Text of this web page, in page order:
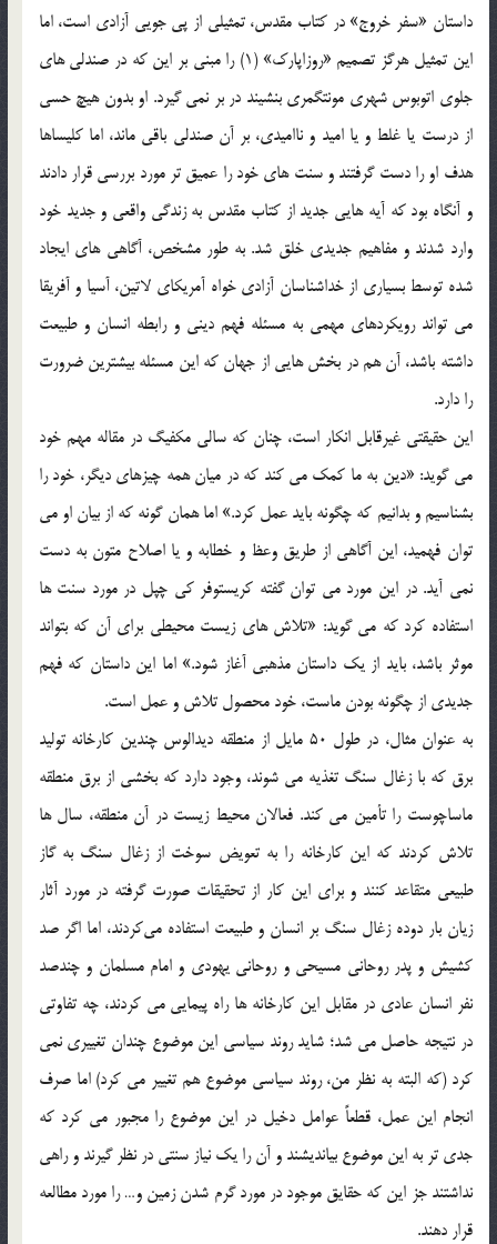
داستان «سفر خروج» در كتاب مقدس، تمثيلي از پي جويي آزادي است، اما
اين تمثيل هرگز تصميم «روزاپارك» (1) را مبني بر اين كه در صندلي هاي
جلوي اتوبوس شهري مونتگمري بنشيند در بر نمي گيرد. او بدون هيچ حسي
از درست يا غلط و يا اميد و نااميدي، بر آن صندلي باقي ماند، اما كليساها
هدف او را دست گرفتند و سنت هاي خود را عميق تر مورد بررسي قرار دادند
و آنگاه بود كه آيه هايي جديد از كتاب مقدس به زندگي واقعي و جديد خود
وارد شدند و مفاهيم جديدي خلق شد. به طور مشخص، آگاهي هاي ايجاد
شده توسط بسياري از خداشناسان آزادي خواه آمريكاي لاتين، آسيا و آفريقا
مي تواند رويكردهاي مهمي به مسئله فهم ديني و رابطه انسان و طبيعت
داشته باشد، آن هم در بخش هايي از جهان كه اين مسئله بيشترين ضرورت
را دارد.
اين حقيقتي غيرقابل انكار است، چنان كه سالي مكفيگ در مقاله مهم خود
مي گويد: «دين به ما كمك مي كند كه در ميان همه چيزهاي ديگر، خود را
بشناسيم و بدانيم كه چگونه بايد عمل كرد.» اما همان گونه كه از بيان او مي
توان فهميد، اين آگاهي از طريق وعظ و خطابه و يا اصلاح متون به دست
نمي آيد. در اين مورد مي توان گفته كريستوفر كي چپل در مورد سنت ها
استفاده كرد كه مي گويد: «تلاش هاي زيست محيطي براي آن كه بتواند
موثر باشد، بايد از يك داستان مذهبي آغاز شود.» اما اين داستان كه فهم
جديدي از چگونه بودن ماست، خود محصول تلاش و عمل است.
به عنوان مثال، در طول 50 مايل از منطقه ديدالوس چندين كارخانه توليد
برق كه با زغال سنگ تغذيه مي شوند، وجود دارد كه بخشي از برق منطقه
ماساچوست را تأمين مي كند. فعالان محيط زيست در آن منطقه، سال ها
تلاش كردند كه اين كارخانه را به تعويض سوخت از زغال سنگ به گاز
طبيعي متقاعد كنند و براي اين كار از تحقيقات صورت گرفته در مورد آثار
زيان بار دوده زغال سنگ بر انسان و طبيعت استفاده مي‌كردند، اما اگر صد
كشيش و پدر روحاني مسيحي و روحاني يهودي و امام مسلمان و چندصد
نفر انسان عادي در مقابل اين كارخانه ها راه پيمايي مي كردند، چه تفاوتي
در نتيجه حاصل مي شد؛ شايد روند سياسي اين موضوع چندان تغييري نمي
كرد (كه البته به نظر من، روند سياسي موضوع هم تغيير مي كرد) اما صرف
انجام اين عمل، قطعاً عوامل دخيل در اين موضوع را مجبور مي كرد كه
جدي تر به اين موضوع بيانديشند و آن را يك نياز سنتي در نظر گيرند و راهي
نداشتند جز اين كه حقايق موجود در مورد گرم شدن زمين و… را مورد مطالعه
قرار دهند.